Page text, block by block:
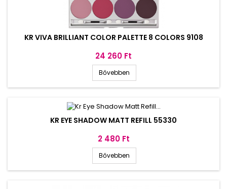
KR VIVA BRILLIANT COLOR PALETTE 8 COLORS 9108
Ár
24 260 Ft
Bővebben
KR EYE SHADOW MATT REFILL 55330
Ár
2 480 Ft
Bővebben